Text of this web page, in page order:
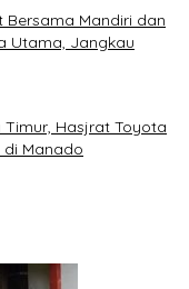
Bersama Mandiri dan
Utama, Jangkau
Timur, Hasjrat Toyota
di Manado